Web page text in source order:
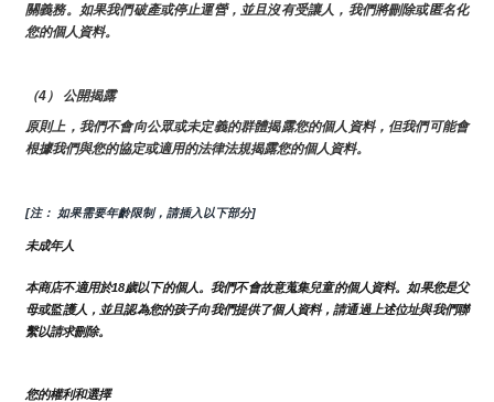
關義務。如果我們破產或停止運營，並且沒有受讓人，我們將刪除或匿名化
您的個人資料。
（4） 公開揭露
原則上，我們不會向公眾或未定義的群體揭露您的個人資料，但我們可能會
根據我們與您的協定或適用的法律法規揭露您的個人資料。
[注： 如果需要年齡限制，請插入以下部分]
未成年人
本商店不適用於18歲以下的個人。我們不會故意蒐集兒童的個人資料。如果您是父
母或監護人，並且認為您的孩子向我們提供了個人資料，請通過上述位址與我們聯
繫以請求刪除。
您的權利和選擇